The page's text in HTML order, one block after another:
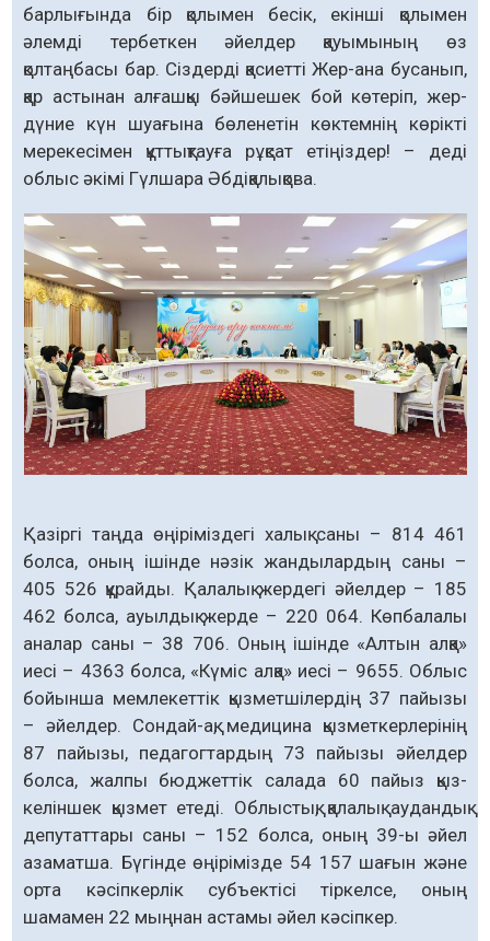
барлығында бір қолымен бесік, екінші қолымен
әлемді тербеткен әйелдер қауымының өз
қолтаңбасы бар. Сіздерді қасиетті Жер-ана бусанып,
қар астынан алғашқы бәйшешек бой көтеріп, жер-
дүние күн шуағына бөленетін көктемнің көрікті
мерекесімен құттықтауға рұқсат етіңіздер! – деді
облыс әкімі Гүлшара Әбдіқалықова.
Қазіргі таңда өңіріміздегі халық саны – 814 461
болса, оның ішінде нәзік жандылардың саны –
405 526 құрайды. Қалалық жердегі әйелдер – 185
462 болса, ауылдық жерде – 220 064. Көпбалалы
аналар саны – 38 706. Оның ішінде «Алтын алқа»
иесі – 4363 болса, «Күміс алқа» иесі – 9655. Облыс
бойынша мемлекеттік қызметшілердің 37 пайызы
– әйелдер. Сондай-ақ, медицина қызметкерлерінің
87 пайызы, педагогтардың 73 пайызы әйелдер
болса, жалпы бюджеттік салада 60 пайыз қыз-
келіншек қызмет етеді. Облыстық, қалалық аудандық
депутаттары саны – 152 болса, оның 39-ы әйел
азаматша. Бүгінде өңірімізде 54 157 шағын және
орта кәсіпкерлік субъектісі тіркелсе, оның
шамамен 22 мыңнан астамы әйел кәсіпкер.